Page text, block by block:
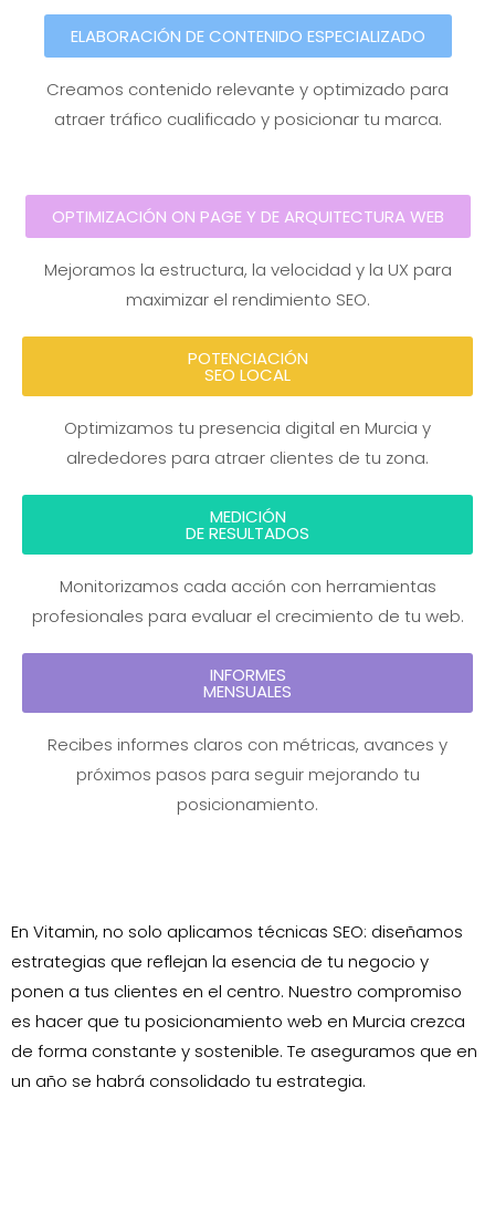
ELABORACIÓN DE CONTENIDO ESPECIALIZADO
Creamos contenido relevante y optimizado para
atraer tráfico cualificado y posicionar tu marca.
OPTIMIZACIÓN ON PAGE Y DE ARQUITECTURA WEB
Mejoramos la estructura, la velocidad y la UX para
maximizar el rendimiento SEO.
POTENCIACIÓN
SEO LOCAL
Optimizamos tu presencia digital en Murcia y
alrededores para atraer clientes de tu zona.
MEDICIÓN
DE RESULTADOS
Monitorizamos cada acción con herramientas
profesionales para evaluar el crecimiento de tu web.
INFORMES
MENSUALES
Recibes informes claros con métricas, avances y
próximos pasos para seguir mejorando tu
posicionamiento.
En Vitamin, no solo aplicamos técnicas SEO: diseñamos
estrategias que reflejan la esencia de tu negocio y
ponen a tus clientes en el centro. Nuestro compromiso
es hacer que tu posicionamiento web en Murcia crezca
de forma constante y sostenible. Te aseguramos que en
un año se habrá consolidado tu estrategia.